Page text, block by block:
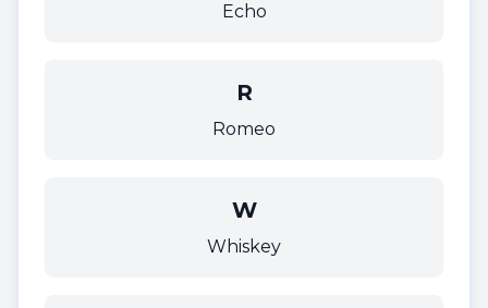
Echo
R
Romeo
W
Whiskey